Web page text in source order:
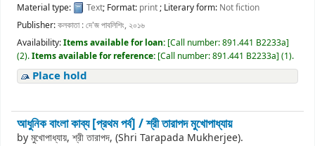
Material type: Text; Format: print; Literary form: Not fiction
Publisher:কলকাতা : দে'জ পাবলিশিং, ২০১৬
Availability:Items available for loan: [Call number:891.441 B2233a]
(2).Items available for reference: [Call number:891.441 B2233a] (1).
Place hold
আধুনিক বাংলা কাব্য [প্রথম পর্ব] /শ্রী তারাপদ মুখোপাধ্যায়
byমুখোপাধ্যায়, শ্রী তারাপদ, (Shri Tarapada Mukherjee).